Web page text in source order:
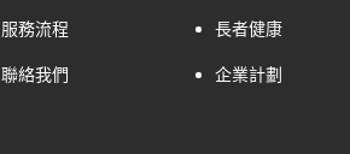
服務流程
聯絡我們
長者健康
企業計劃